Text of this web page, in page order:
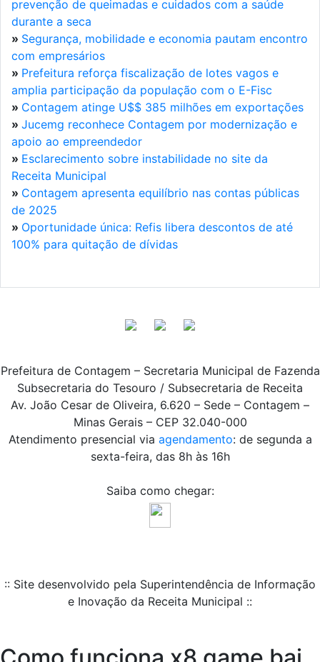
prevenção de queimadas e cuidados com a saúde
durante a seca
» Segurança, mobilidade e economia pautam encontro
com empresários
» Prefeitura reforça fiscalização de lotes vagos e
amplia participação da população com o E-Fisc
» Contagem atinge U$$ 385 milhões em exportações
» Jucemg reconhece Contagem por modernização e
apoio ao empreendedor
» Esclarecimento sobre instabilidade no site da
Receita Municipal
» Contagem apresenta equilíbrio nas contas públicas
de 2025
» Oportunidade única: Refis libera descontos de até
100% para quitação de dívidas
Prefeitura de Contagem – Secretaria Municipal de Fazenda
Subsecretaria do Tesouro / Subsecretaria de Receita
Av. João Cesar de Oliveira, 6.620 – Sede – Contagem –
Minas Gerais – CEP 32.040-000
Atendimento presencial via agendamento: de segunda a
sexta-feira, das 8h às 16h
Saiba como chegar:
:: Site desenvolvido pela Superintendência de Informação
e Inovação da Receita Municipal ::